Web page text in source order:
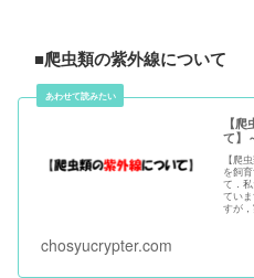
■爬虫類の紫外線について
【
て】
【爬
を飼
て．
てい
すが
chosyucrypter.com